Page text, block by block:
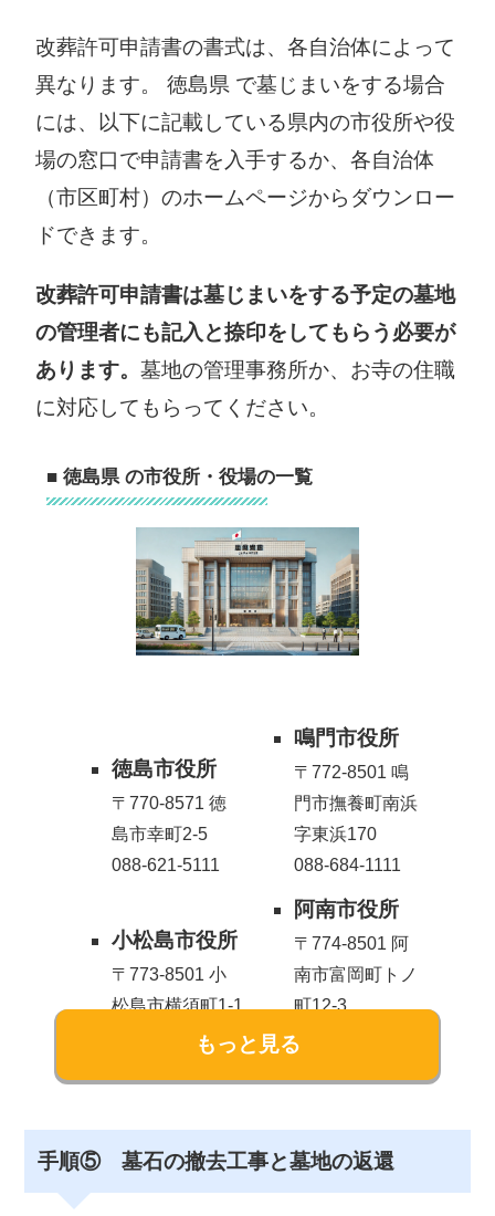
改葬許可申請書の書式は、各自治体によって
異なります。 徳島県 で墓じまいをする場合
には、以下に記載している県内の市役所や役
場の窓口で申請書を入手するか、各自治体
（市区町村）のホームページからダウンロー
ドできます。
改葬許可申請書は墓じまいをする予定の墓地
の管理者にも記入と捺印をしてもらう必要が
あります。墓地の管理事務所か、お寺の住職
に対応してもらってください。
■ 徳島県 の市役所・役場の一覧
徳島市役所
〒770-8571 徳
島市幸町2-5
088-621-5111
鳴門市役所
〒772-8501 鳴
門市撫養町南浜
字東浜170
088-684-1111
小松島市役所
〒773-8501 小
松島市横須町1-1
0885-32-2111
阿南市役所
〒774-8501 阿
南市富岡町トノ
町12-3
0884-22-1111
吉野川市役所
野川市鴨島町鴨
島115-1
阿波市役所
波市市場町切幡
手順⑤ 墓石の撤去工事と墓地の返還